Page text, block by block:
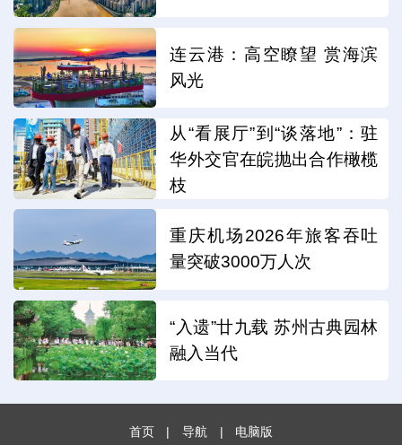
连云港：高空瞭望 赏海滨
风光
从“看展厅”到“谈落地”：驻
华外交官在皖抛出合作橄榄
枝
重庆机场2026年旅客吞吐
量突破3000万人次
“入遗”廿九载 苏州古典园林
融入当代
首页 | 导航 | 电脑版